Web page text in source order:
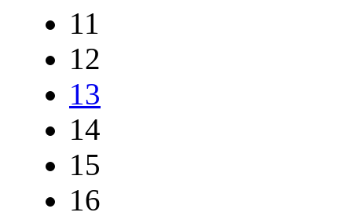
11
12
13
14
15
16